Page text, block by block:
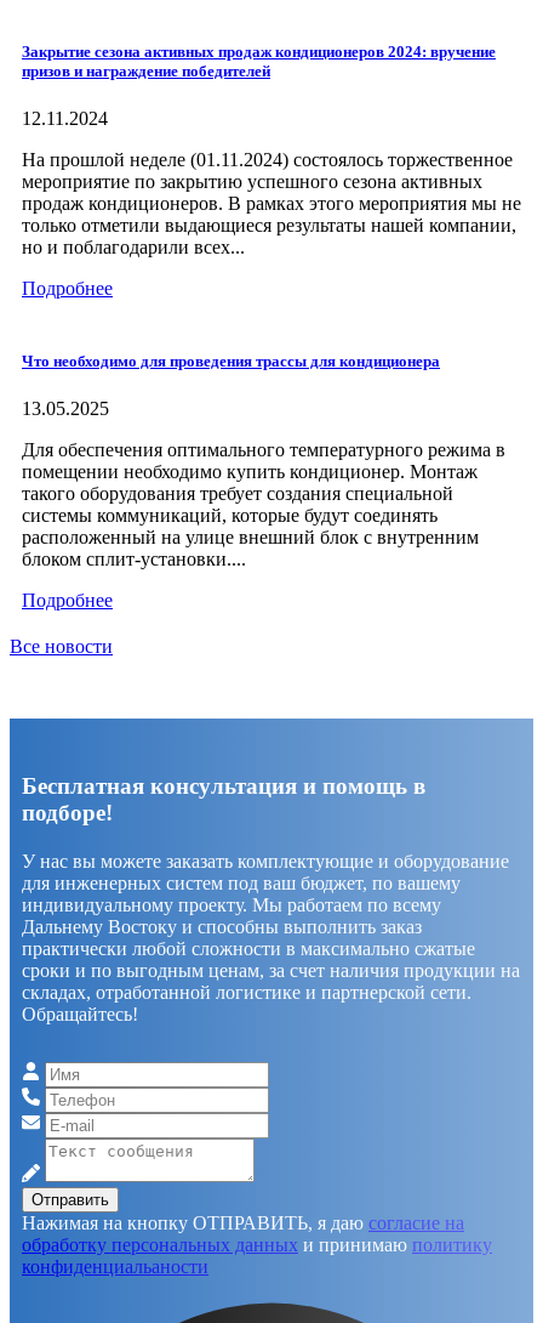
Закрытие сезона активных продаж кондиционеров 2024: вручение
призов и награждение победителей
12.11.2024
На прошлой неделе (01.11.2024) состоялось торжественное
мероприятие по закрытию успешного сезона активных
продаж кондиционеров. В рамках этого мероприятия мы не
только отметили выдающиеся результаты нашей компании,
но и поблагодарили всех...
Подробнее
Что необходимо для проведения трассы для кондиционера
13.05.2025
Для обеспечения оптимального температурного режима в
помещении необходимо купить кондиционер. Монтаж
такого оборудования требует создания специальной
системы коммуникаций, которые будут соединять
расположенный на улице внешний блок с внутренним
блоком сплит-установки....
Подробнее
Все новости
Бесплатная консультация и помощь в
подборе!
У нас вы можете заказать комплектующие и оборудование
для инженерных систем под ваш бюджет, по вашему
индивидуальному проекту. Мы работаем по всему
Дальнему Востоку и способны выполнить заказ
практически любой сложности в максимально сжатые
сроки и по выгодным ценам, за счет наличия продукции на
складах, отработанной логистике и партнерской сети.
Обращайтесь!
Отправить
Нажимая на кнопку ОТПРАВИТЬ, я даю согласие на
обработку персональных данных и принимаю политику
конфиденциальаности